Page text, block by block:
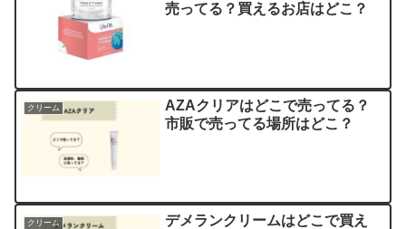
売ってる？買えるお店はどこ？
クリーム
AZAクリアはどこで売ってる？
市販で売ってる場所はどこ？
クリーム
デメランクリームはどこで買え